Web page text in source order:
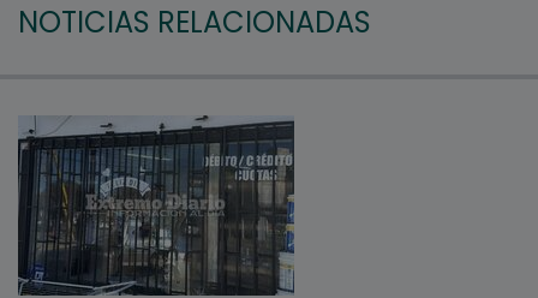
NOTICIAS RELACIONADAS